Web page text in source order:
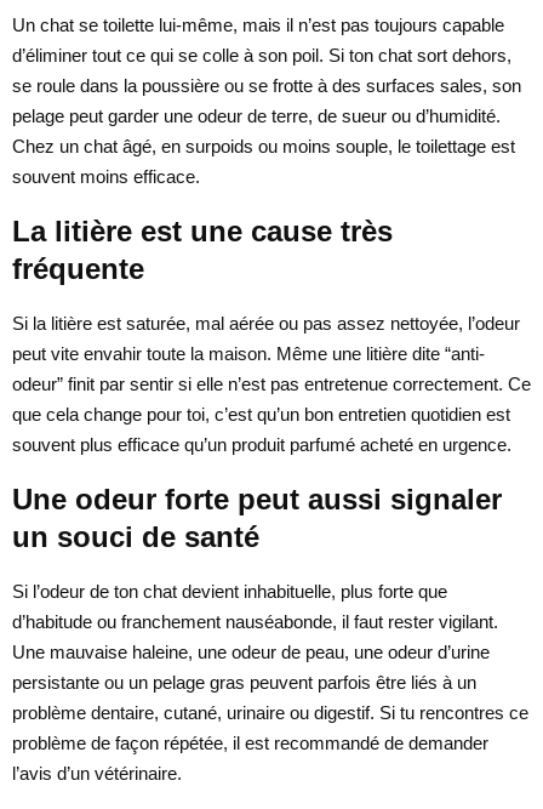
Un chat se toilette lui-même, mais il n’est pas toujours capable
d’éliminer tout ce qui se colle à son poil. Si ton chat sort dehors,
se roule dans la poussière ou se frotte à des surfaces sales, son
pelage peut garder une odeur de terre, de sueur ou d’humidité.
Chez un chat âgé, en surpoids ou moins souple, le toilettage est
souvent moins efficace.
La litière est une cause très
fréquente
Si la litière est saturée, mal aérée ou pas assez nettoyée, l’odeur
peut vite envahir toute la maison. Même une litière dite “anti-
odeur” finit par sentir si elle n’est pas entretenue correctement. Ce
que cela change pour toi, c’est qu’un bon entretien quotidien est
souvent plus efficace qu’un produit parfumé acheté en urgence.
Une odeur forte peut aussi signaler
un souci de santé
Si l’odeur de ton chat devient inhabituelle, plus forte que
d’habitude ou franchement nauséabonde, il faut rester vigilant.
Une mauvaise haleine, une odeur de peau, une odeur d’urine
persistante ou un pelage gras peuvent parfois être liés à un
problème dentaire, cutané, urinaire ou digestif. Si tu rencontres ce
problème de façon répétée, il est recommandé de demander
l’avis d’un vétérinaire.